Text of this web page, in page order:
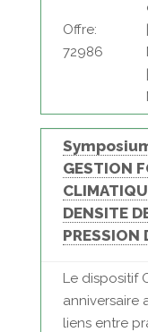
Offre:
72986
|
GESTION
DENSITE
PRESSION
Le dispositif
anniversaire
liens entre